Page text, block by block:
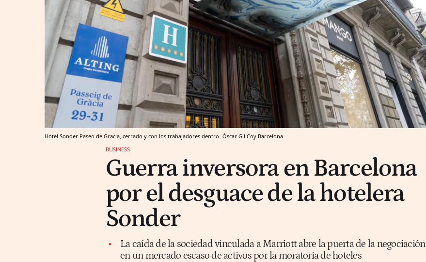
Hotel Sonder Paseo de Gracia, cerrado y con los trabajadores dentro Òscar Gil Coy Barcelona
BUSINESS
Guerra inversora en Barcelona
por el desguace de la hotelera
Sonder
La caída de la sociedad vinculada a Marriott abre la puerta de la negociación
en un mercado escaso de activos por la moratoria de hoteles